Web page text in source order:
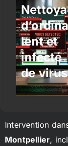
lent et
infecté
de virus
Intervention
Montpellier,